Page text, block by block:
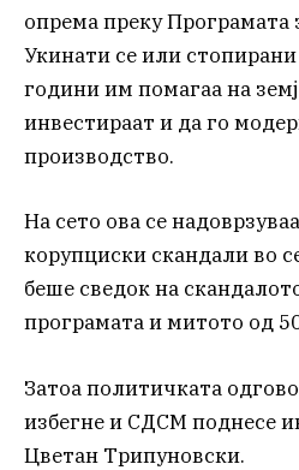
опрема преку Програмата
Укинати се или
години им помагаа на
инвестираат и да го
производство.
На сето ова се
корупциски скандали во
беше сведок на
програмата и митото од
Затоа политичката
избегне и СДСМ поднесе
Цветан Трипуновски.